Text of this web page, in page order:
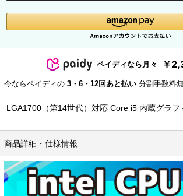
ペイディなら月々 ￥
今ならペイディの 3・6・12回あと払い 分割手数料
LGA1700（第14世代）対応 Core i5 内蔵グラフ
商品詳細・仕様情報